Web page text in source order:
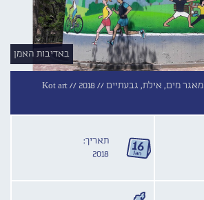
באדיבות האמן
מאגר מים, אילת, גבעתיים // Kot art // 2018
תאריך:
2018